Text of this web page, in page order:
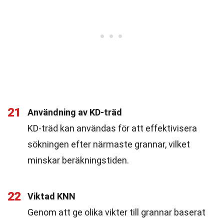
21
Användning av KD-träd
KD-träd kan användas för att effektivisera
sökningen efter närmaste grannar, vilket
minskar beräkningstiden.
22
Viktad KNN
Genom att ge olika vikter till grannar baserat